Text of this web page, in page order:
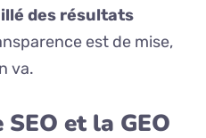
des résultats
est de mise,
va.
et la GEO